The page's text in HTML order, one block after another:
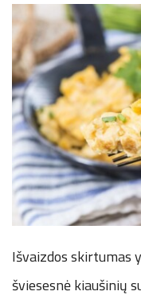
Išvaizdos skirtumas
šviesesnė kiaušinių